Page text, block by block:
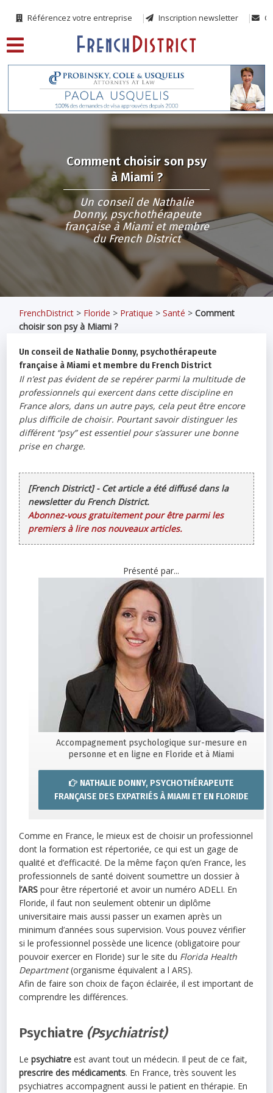
Référencez votre entreprise Inscription newsletter
Comment choisir son psy
à Miami ?
Un conseil de Nathalie
Donny, psychothérapeute
française à Miami et membre
du French District
FrenchDistrict > Floride > Pratique >Santé >Comment
choisir son psy à Miami ?
Un conseil de Nathalie Donny, psychothérapeute
française à Miami et membre du French District
Il n’est pas évident de se repérer parmi la multitude de
professionnels qui exercent dans cette discipline en
France alors, dans un autre pays, cela peut être encore
plus difficile de choisir. Pourtant savoir distinguer les
différent “psy” est essentiel pour s’assurer une bonne
prise en charge.
[French District] - Cet article a été diffusé dans la
newsletter du French District.
Abonnez-vous gratuitement pour être parmi les
premiers à lire nos nouveaux articles.
Présenté par...
Accompagnement psychologique sur-mesure en
personne et en ligne en Floride et à Miami
NATHALIE DONNY, PSYCHOTHÉRAPEUTE
FRANÇAISE DES EXPATRIÉS À MIAMI ET EN FLORIDE
Comme en France, le mieux est de choisir un professionnel
dont la formation est répertoriée, ce qui est un gage de
qualité et d’efficacité. De la même façon qu’en France, les
professionnels de santé doivent soumettre un dossier à
l’ARS pour être répertorié et avoir un numéro ADELI. En
Floride, il faut non seulement obtenir un diplôme
universitaire mais aussi passer un examen après un
minimum d’années sous supervision. Vous pouvez vérifier
si le professionnel possède une licence (obligatoire pour
pouvoir exercer en Floride) sur le site du Florida Health
Department(organisme équivalent a l ARS).
Afin de faire son choix de façon éclairée, il est important de
comprendre les différences.
Psychiatre (Psychiatrist)
Lepsychiatre est avant tout un médecin. Il peut de ce fait,
prescrire des médicaments. En France, très souvent les
psychiatres accompagnent aussi le patient en thérapie. En